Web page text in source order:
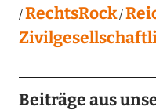
RechtsRock
Beiträge aus